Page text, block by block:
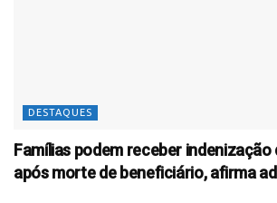
DESTAQUES
Famílias podem receber indenização
após morte de beneficiário, afirma